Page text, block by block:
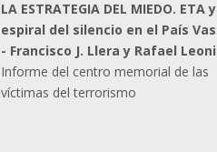
LA ESTRATEGIA DEL MIEDO. ETA
espiral del silencio en el País
- Francisco J. Llera y Rafael
Informe del centro memorial de las
víctimas del terrorismo